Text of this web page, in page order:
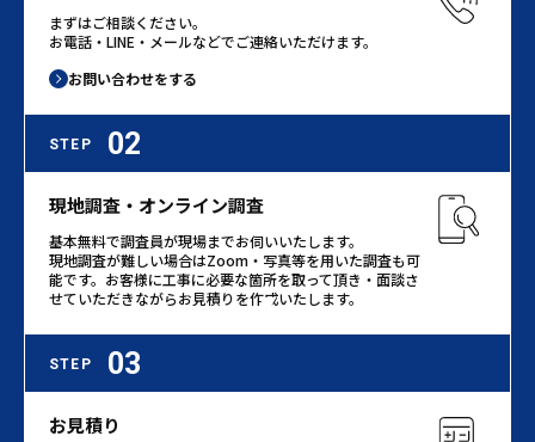
まずはご相談ください。
お電話・LINE・メールなどでご連絡いただけます。
お問い合わせをする
STEP 02
現地調査・オンライン調査
基本無料で調査員が現場までお伺いいたします。
現地調査が難しい場合はZoom・写真等を用いた調査も可
能です。お客様に工事に必要な箇所を取って頂き・面談さ
せていただきながらお見積りを作成いたします。
STEP 03
お見積り